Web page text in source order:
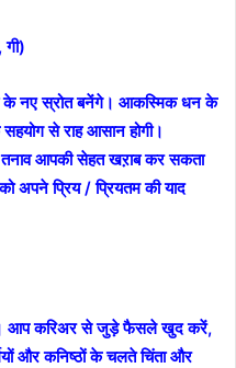
नए स्रोत बनेंगे। आकस्मिक धन के
से राह आसान होगी।
तनाव आपकी सेहत खऱाब कर सकता
प्रिय / प्रियतम की याद
आप करिअर से जुड़े फैसले खुद करें,
और कनिष्ठों के चलते चिंता और